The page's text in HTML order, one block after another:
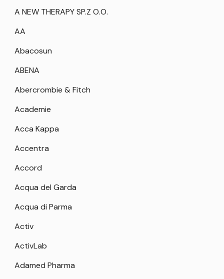
A NEW THERAPY SP.Z O.O.
AA
Abacosun
ABENA
Abercrombie & Fitch
Academie
Acca Kappa
Accentra
Accord
Acqua del Garda
Acqua di Parma
Activ
ActivLab
Adamed Pharma